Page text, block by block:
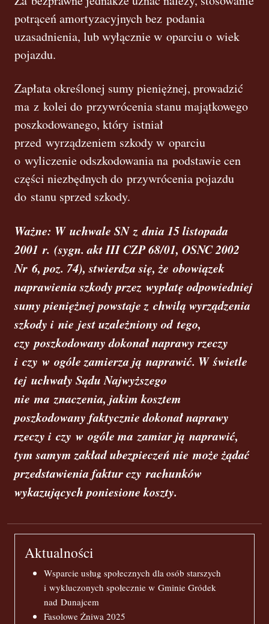
potrąceń amortyzacyjnych bez podania
uzasadnienia, lub wyłącznie w oparciu o wiek
pojazdu.
Zapłata określonej sumy pieniężnej, prowadzić
ma z kolei do przywrócenia stanu majątkowego
poszkodowanego, który istniał
przed wyrządzeniem szkody w oparciu
o wyliczenie odszkodowania na podstawie cen
części niezbędnych do przywrócenia pojazdu
do stanu sprzed szkody.
Ważne: Wuchwale SN z dnia 15 listopada
2001 r. (sygn. akt III CZP 68/01, OSNC 2002
Nr 6, poz. 74), stwierdza się, że obowiązek
naprawienia szkody przez wypłatę odpowiedniej
sumy pieniężnej powstaje z chwilą wyrządzenia
szkody i nie jest uzależniony od tego,
czy poszkodowany dokonał naprawy rzeczy
i czy w ogóle zamierza ją naprawić. W świetle
tej uchwały Sądu Najwyższego
nie ma znaczenia, jakim kosztem
poszkodowany faktycznie dokonał naprawy
rzeczy i czy w ogóle ma zamiar ją naprawić,
tym samym zakład ubezpieczeń nie może żądać
przedstawienia faktur czy rachunków
wykazujących poniesione koszty.
Aktualności
Wsparcie usług społecznych dla osób starszych
i wykluczonych społecznie w Gminie Gródek
nad Dunajcem
Fasolowe Żniwa 2025